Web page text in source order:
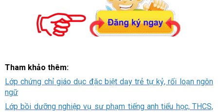
Tham khảo thêm:
Lớp chứng chỉ giáo dục đặc biệt dạy trẻ tự kỷ, rối loạn ngôn
ngữ
Lớp bồi dưỡng nghiệp vụ sư phạm tiếng anh tiểu học, THCS,